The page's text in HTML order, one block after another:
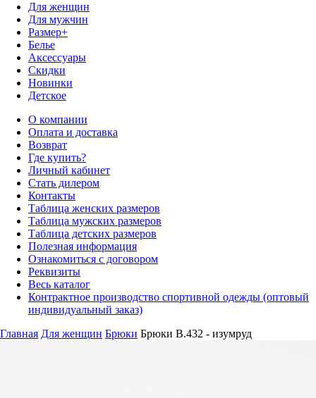
Для женщин
Для мужчин
Размер+
Белье
Аксессуары
Скидки
Новинки
Детское
О компании
Оплата и доставка
Возврат
Где купить?
Личный кабинет
Стать дилером
Контакты
Таблица женских размеров
Таблица мужских размеров
Таблица детских размеров
Полезная информация
Ознакомиться с договором
Реквизиты
Весь каталог
Контрактное производство спортивной одежды (оптовый
индивидуальный заказ)
Главная Для женщин Брюки Брюки B.432 - изумруд